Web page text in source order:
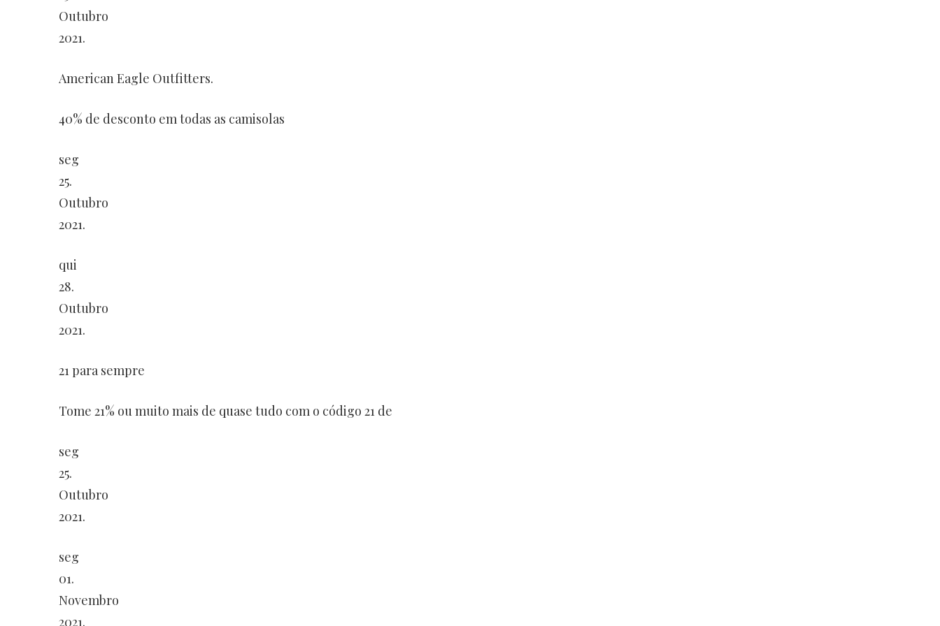
Outubro
2021.
American Eagle Outfitters.
40% de desconto em todas as camisolas
seg
25.
Outubro
2021.
qui
28.
Outubro
2021.
21 para sempre
Tome 21% ou muito mais de quase tudo com o código 21 de
seg
25.
Outubro
2021.
seg
01.
Novembro
2021.